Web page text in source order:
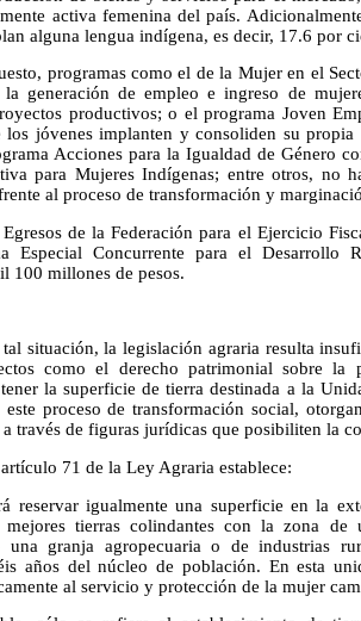
activa femenina del país.
alguna lengua indígena, es decir, 17.6 por
programas como el de la Mujer en el
generación de empleo e ingreso de
productivos; o el programa Joven
jóvenes implanten y consoliden su propia
Acciones para la Igualdad de Género
para Mujeres Indígenas; entre otros, no
al proceso de transformación y
de la Federación para el Ejercicio
Especial Concurrente para el Desarrollo
100 millones de pesos.
situación, la legislación agraria resulta
como el derecho patrimonial sobre la
la superficie de tierra destinada a la
este proceso de transformación social,
través de figuras jurídicas que posibiliten la
71 de la Ley Agraria establece:
reservar igualmente una superficie en la
tierras colindantes con la zona de
una granja agropecuaria o de industrias
años del núcleo de población. En esta
al servicio y protección de la mujer